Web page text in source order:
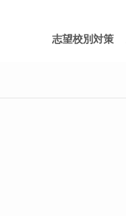
志望校別対策